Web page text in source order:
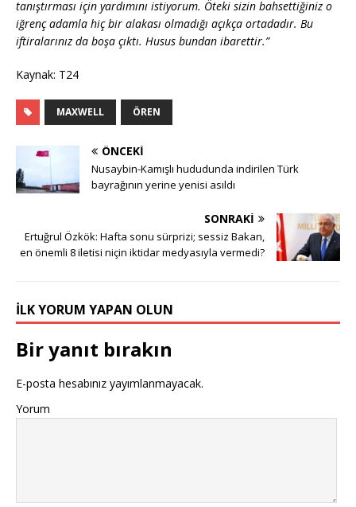
tanıştırması için yardımını istiyorum. Öteki sizin bahsettiğiniz o
iğrenç adamla hiç bir alakası olmadığı açıkça ortadadır. Bu
iftiralarınız da boşa çıktı. Husus bundan ibarettir.”
Kaynak: T24
MAXWELL ÖREN
ÖNCEKI
Nusaybin-Kamışlı hududunda indirilen Türk
bayrağının yerine yenisi asıldı
SONRAKI
Ertuğrul Özkök: Hafta sonu sürprizi; sessiz Bakan,
en önemli 8 iletisi niçin iktidar medyasıyla vermedi?
İLK YORUM YAPAN OLUN
Bir yanıt bırakın
E-posta hesabınız yayımlanmayacak.
Yorum